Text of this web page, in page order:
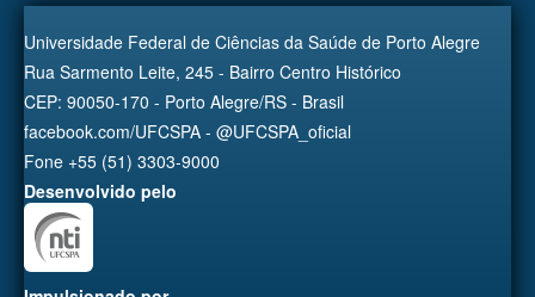
Universidade Federal de Ciências da Saúde de Porto Alegre
Rua Sarmento Leite, 245 - Bairro Centro Histórico
CEP: 90050-170 - Porto Alegre/RS - Brasil
facebook.com/UFCSPA - @UFCSPA_oficial
Fone +55 (51) 3303-9000
Desenvolvido pelo